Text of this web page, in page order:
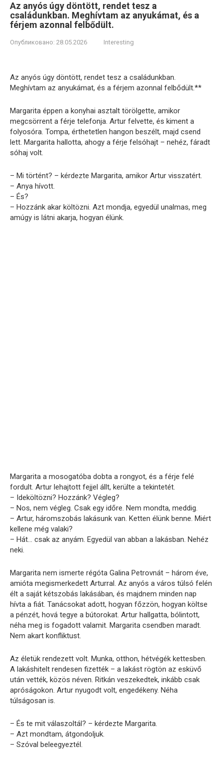
Az anyós úgy döntött, rendet tesz a
családunkban. Meghívtam az anyukámat, és a
férjem azonnal felbődült.
Опубликовано: 28.05.2026 Interesting
Az anyós úgy döntött, rendet tesz a családunkban.
Meghívtam az anyukámat, és a férjem azonnal felbődült.**
Margarita éppen a konyhai asztalt törölgette, amikor
megcsörrent a férje telefonja. Artur felvette, és kiment a
folyosóra. Tompa, érthetetlen hangon beszélt, majd csend
lett. Margarita hallotta, ahogy a férje felsóhajt – nehéz, fáradt
sóhaj volt.
– Mi történt? – kérdezte Margarita, amikor Artur visszatért.
– Anya hívott.
– És?
– Hozzánk akar költözni. Azt mondja, egyedül unalmas, meg
amúgy is látni akarja, hogyan élünk.
Margarita a mosogatóba dobta a rongyot, és a férje felé
fordult. Artur lehajtott fejjel állt, kerülte a tekintetét.
– Ideköltözni? Hozzánk? Végleg?
– Nos, nem végleg. Csak egy időre. Nem mondta, meddig.
– Artur, háromszobás lakásunk van. Ketten élünk benne. Miért
kellene még valaki?
– Hát… csak az anyám. Egyedül van abban a lakásban. Nehéz
neki.
Margarita nem ismerte régóta Galina Petrovnát – három éve,
amióta megismerkedett Arturral. Az anyós a város túlsó felén
élt a saját kétszobás lakásában, és majdnem minden nap
hívta a fiát. Tanácsokat adott, hogyan főzzön, hogyan költse
a pénzét, hová tegye a bútorokat. Artur hallgatta, bólintott,
néha meg is fogadott valamit. Margarita csendben maradt.
Nem akart konfliktust.
Az életük rendezett volt. Munka, otthon, hétvégék kettesben.
A lakáshitelt rendesen fizették – a lakást rögtön az esküvő
után vették, közös néven. Ritkán veszekedtek, inkább csak
apróságokon. Artur nyugodt volt, engedékeny. Néha
túlságosan is.
– És te mit válaszoltál? – kérdezte Margarita.
– Azt mondtam, átgondoljuk.
– Szóval beleegyeztél.